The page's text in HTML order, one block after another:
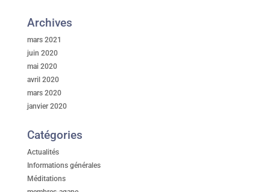
Archives
mars 2021
juin 2020
mai 2020
avril 2020
mars 2020
janvier 2020
Catégories
Actualités
Informations générales
Méditations